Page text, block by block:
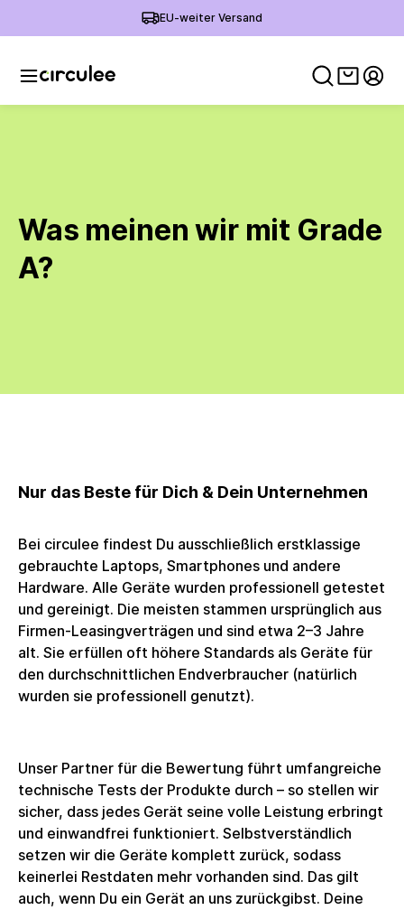
EU-weiter Versand
Was meinen wir mit Grade
A?
Nur das Beste für Dich & Dein Unternehmen
Bei circulee findest Du ausschließlich erstklassige
gebrauchte Laptops, Smartphones und andere
Hardware. Alle Geräte wurden professionell getestet
und gereinigt. Die meisten stammen ursprünglich aus
Firmen-Leasingverträgen und sind etwa 2–3 Jahre
alt. Sie erfüllen oft höhere Standards als Geräte für
den durchschnittlichen Endverbraucher (natürlich
wurden sie professionell genutzt).
Unser Partner für die Bewertung führt umfangreiche
technische Tests der Produkte durch – so stellen wir
sicher, dass jedes Gerät seine volle Leistung erbringt
und einwandfrei funktioniert. Selbstverständlich
setzen wir die Geräte komplett zurück, sodass
keinerlei Restdaten mehr vorhanden sind. Das gilt
auch, wenn Du ein Gerät an uns zurückgibst. Deine